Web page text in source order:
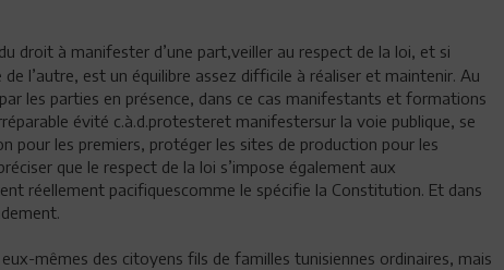
droit à manifester d’une part,veiller au respect de la loi, et si
l’autre, est un équilibre assez difficile à réaliser et maintenir. Au
les parties en présence, dans ce cas manifestants et formations
évité c.à.d.protesteret manifestersur la voie publique, se
les premiers, protéger les sites de production pour les
que le respect de la loi s’impose également aux
réellement pacifiquescomme le spécifie la Constitution. Et dans
mêmes des citoyens fils de familles tunisiennes ordinaires, mais